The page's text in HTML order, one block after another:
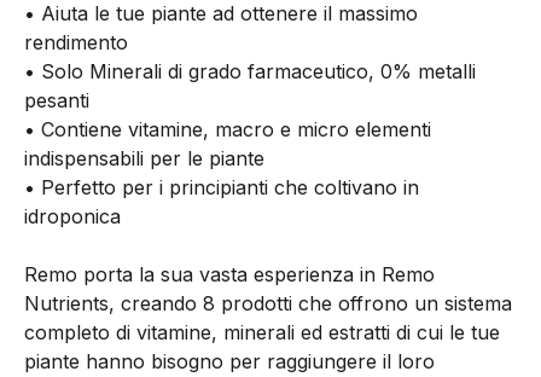
• Aiuta le tue piante ad ottenere il massimo
rendimento
• Solo Minerali di grado farmaceutico, 0% metalli
pesanti
• Contiene vitamine, macro e micro elementi
indispensabili per le piante
• Perfetto per i principianti che coltivano in
idroponica
Remo porta la sua vasta esperienza in Remo
Nutrients, creando 8 prodotti che offrono un sistema
completo di vitamine, minerali ed estratti di cui le tue
piante hanno bisogno per raggiungere il loro